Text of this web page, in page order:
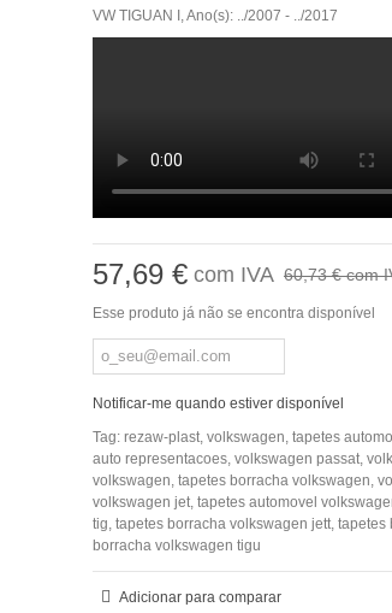
VW TIGUAN I, Ano(s): ../2007 - ../2017
57,69 €com IVA 60,73 €com
Esse produto já não se encontra disponível
Notificar-me quando estiver disponível
Tag: rezaw-plast, volkswagen, tapetes
auto representacoes, volkswagen passat,
volkswagen, tapetes borracha volkswagen,
volkswagen jet, tapetes automovel
tig, tapetes borracha volkswagen jett, tapetes
borracha volkswagen tigu
Adicionar para comparar